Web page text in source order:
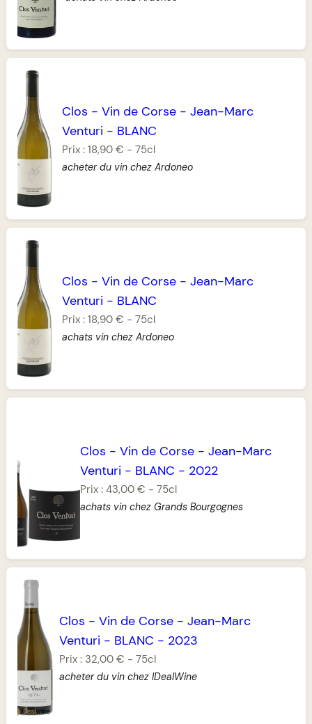
Clos - Vin de Corse- Jean-Marc
Venturi - BLANC
Prix : 18,90 € - 75cl
acheter du vin chez Ardoneo
Clos - Vin de Corse- Jean-Marc
Venturi - BLANC
Prix : 18,90 € - 75cl
achats vin chez Ardoneo
Clos -Vin de Corse -Jean-Marc
Venturi - BLANC - 2022
Prix :43,00 € -75cl
achats vin chez Grands Bourgognes
Clos - Vin de Corse- Jean-Marc
Venturi - BLANC - 2023
Prix : 32,00 € - 75cl
acheter du vin chez IDealWine